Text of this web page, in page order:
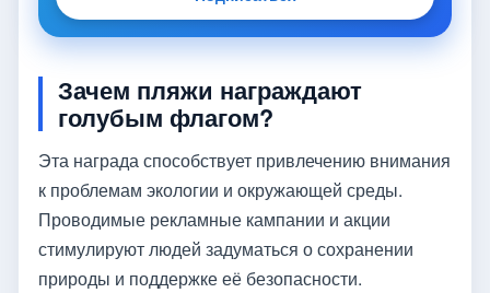
Зачем пляжи награждают
голубым флагом?
Эта награда способствует привлечению внимания
к проблемам экологии и окружающей среды.
Проводимые рекламные кампании и акции
стимулируют людей задуматься о сохранении
природы и поддержке её безопасности.